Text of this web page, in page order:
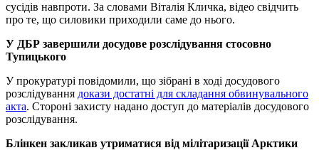
сусідів навпроти. За словами Віталія Кличка, відео свідчить
про те, що силовики приходили саме до нього.
У ДБР завершили досудове розслідування стосовно
Тупицького
У прокуратурі повідомили, що зібрані в ході досудового
розслідування докази достатні для складання обвинувального
акта. Стороні захисту надано доступ до матеріалів досудового
розслідування.
Блінкен закликав утриматися від мілітаризації Арктики